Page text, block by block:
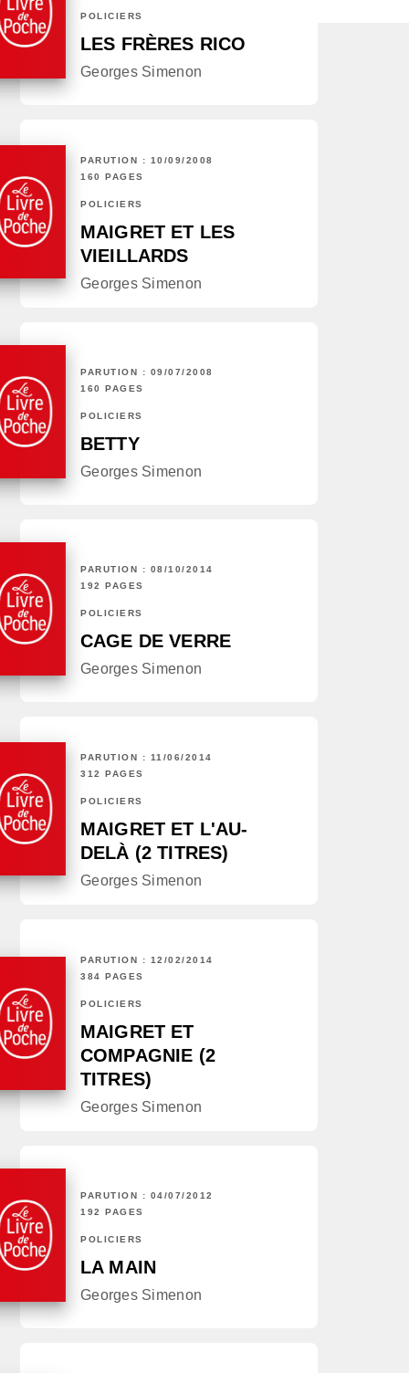
POLICIERS
LES FRÈRES RICO
Georges Simenon
PARUTION : 10/09/2008
160 PAGES
POLICIERS
MAIGRET ET LES
VIEILLARDS
Georges Simenon
PARUTION : 09/07/2008
160 PAGES
POLICIERS
BETTY
Georges Simenon
PARUTION : 08/10/2014
192 PAGES
POLICIERS
CAGE DE VERRE
Georges Simenon
PARUTION : 11/06/2014
312 PAGES
POLICIERS
MAIGRET ET L'AU-
DELÀ (2 TITRES)
Georges Simenon
PARUTION : 12/02/2014
384 PAGES
POLICIERS
MAIGRET ET
COMPAGNIE (2
TITRES)
Georges Simenon
PARUTION : 04/07/2012
192 PAGES
POLICIERS
LA MAIN
Georges Simenon